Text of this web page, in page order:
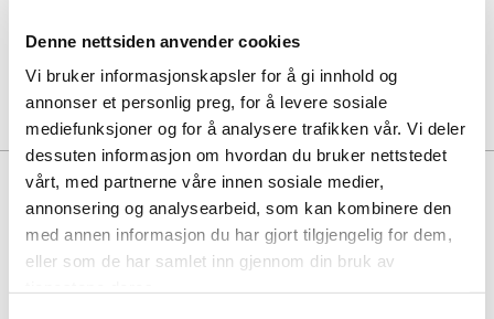
Denne nettsiden anvender cookies
Vi bruker informasjonskapsler for å gi innhold og
annonser et personlig preg, for å levere sosiale
mediefunksjoner og for å analysere trafikken vår. Vi deler
dessuten informasjon om hvordan du bruker nettstedet
vårt, med partnerne våre innen sosiale medier,
annonsering og analysearbeid, som kan kombinere den
med annen informasjon du har gjort tilgjengelig for dem,
eller som de har samlet inn gjennom din bruk av
Combi Care Foam skovask
BESKRIVELSE
Steven er den klassiske college-loaferen med en preppy estetikk.
Modellen er laget I brunt semsket skinn, med en penny-slot over
vampsen, moc-toe sømmer og en rund tåform. De lave hælene
måler 28 mm. Detaljer inkluderer skinnfôr.